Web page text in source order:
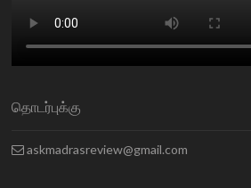
தொடர்புக்கு
askmadrasreview@gmail.com